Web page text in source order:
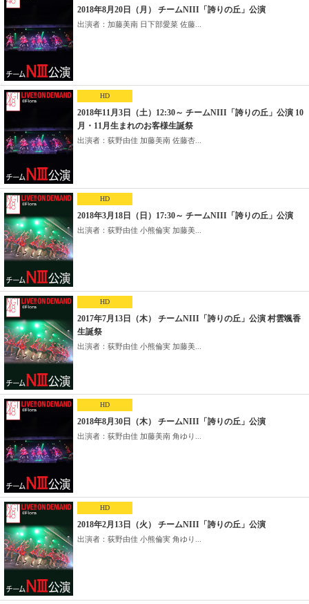
2018年8月20日（月） チームNIII「誇りの丘」公演
出演者：加藤美南 日下部愛菜 佐藤...
HD
2018年11月3日（土）12:30～ チームNIII「誇りの丘」公演 10
月・11月生まれのお客様生誕祭
出演者：荻野由佳 加藤美南 佐藤杏...
HD
2018年3月18日（日）17:30～ チームNIII「誇りの丘」公演
出演者：荻野由佳 小熊倫実 加藤美...
HD
2017年7月13日（木） チームNIII「誇りの丘」公演 村雲颯香
生誕祭
出演者：荻野由佳 小熊倫実 加藤美...
HD
2018年8月30日（木） チームNIII「誇りの丘」公演
出演者：荻野由佳 加藤美南 角ゆり...
HD
2018年2月13日（火） チームNIII「誇りの丘」公演
出演者：荻野由佳 小熊倫実 角ゆり...